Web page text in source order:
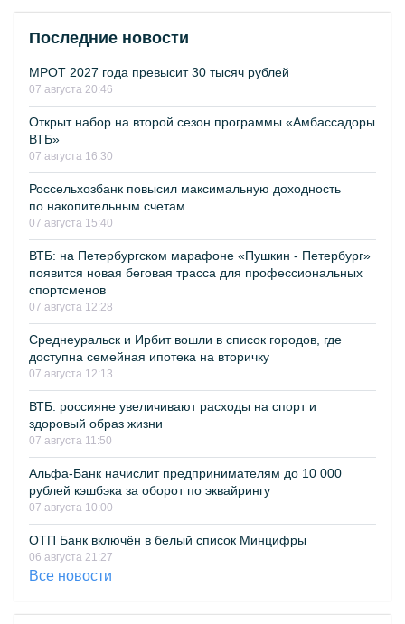
Последние новости
МРОТ 2027 года превысит 30 тысяч рублей
07 августа 20:46
Открыт набор на второй сезон программы «Амбассадоры
ВТБ»
07 августа 16:30
Россельхозбанк повысил максимальную доходность
по накопительным счетам
07 августа 15:40
ВТБ: на Петербургском марафоне «Пушкин - Петербург»
появится новая беговая трасса для профессиональных
спортсменов
07 августа 12:28
Среднеуральск и Ирбит вошли в список городов, где
доступна семейная ипотека на вторичку
07 августа 12:13
ВТБ: россияне увеличивают расходы на спорт и
здоровый образ жизни
07 августа 11:50
Альфа-Банк начислит предпринимателям до 10 000
рублей кэшбэка за оборот по эквайрингу
07 августа 10:00
ОТП Банк включён в белый список Минцифры
06 августа 21:27
Все новости